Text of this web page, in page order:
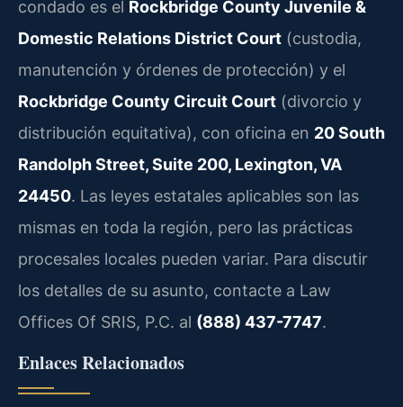
condado es el Rockbridge County Juvenile &
Domestic Relations District Court (custodia,
manutención y órdenes de protección) y el
Rockbridge County Circuit Court (divorcio y
distribución equitativa), con oficina en 20 South
Randolph Street, Suite 200, Lexington, VA
24450. Las leyes estatales aplicables son las
mismas en toda la región, pero las prácticas
procesales locales pueden variar. Para discutir
los detalles de su asunto, contacte a Law
Offices Of SRIS, P.C. al (888) 437-7747.
Enlaces Relacionados